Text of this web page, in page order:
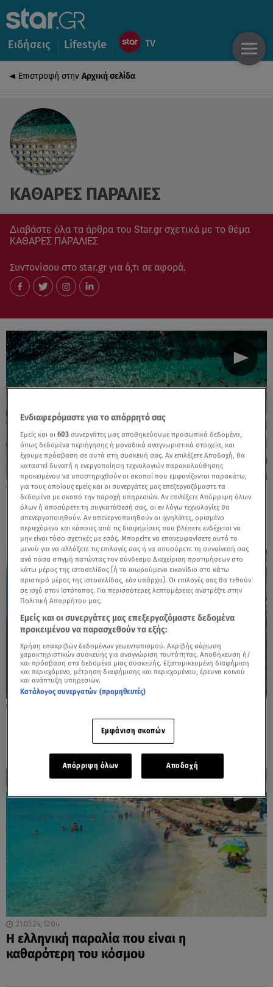
Ειδήσεις Lifestyle
Επιστροφή στην Αρχική σελίδα
ΚΑΘΑΡΕΣ ΠΑΡΑΛΙΕΣ
Διαβάστε όλα τα άρθρα του Star.gr σχετικά με το θέμα
ΚΑΘΑΡΕΣ ΠΑΡΑΛΙΕΣ
Συντονίσου στο star.gr για ό,τι σε αφορά.
15.05.26, 08:22
Γαλάζιες Σημαίες 2026: Δείτε τις πιο
καθαρές παραλίες της Αττικής
Γαλάζια Σημαία 2026: Αυτές είναι οι πιο
καθαρές παραλίες της Ελλάδας
21.05.24, 12:04
Η ελληνική παραλία που είναι η
καθαρότερη του κόσμου
Ενδιαφερόμαστε για το απόρρητό σας
Εμείς και οι603 συνεργάτες μας αποθηκεύουμε προσωπικά δεδομένα,
όπως δεδομένα περιήγησης ή μοναδικά αναγνωριστικά στοιχεία, και
έχουμε πρόσβαση σε αυτά στη συσκευή σας. Αν επιλέξετε Αποδοχή, θα
καταστεί δυνατή η ενεργοποίηση τεχνολογιών παρακολούθησης
προκειμένου να υποστηριχθούν οι σκοποί που εμφανίζονται παρακάτω,
για τους οποίους εμείς και οι συνεργάτες μας επεξεργαζόμαστε τα
δεδομένα με σκοπό την παροχή υπηρεσιών. Αν επιλέξετε Απόρριψη όλων
όλων ή αποσύρετε τη συγκατάθεσή σας, οι εν λόγω τεχνολογίες θα
απενεργοποιηθούν. Αν απενεργοποιηθούν οι ιχνηλάτες, ορισμένο
περιεχόμενο και κάποιες από τις διαφημίσεις που βλέπετε ενδέχεται να
μην είναι τόσο σχετικές με εσάς. Μπορείτε να επανεμφανίσετε αυτό το
μενού για να αλλάξετε τις επιλογές σας ή να αποσύρετε τη συναίνεσή σας
ανά πάσα στιγμή πατώντας τον σύνδεσμο Διαχείριση προτιμήσεων στο
κάτω μέρος της ιστοσελίδας [ή το αιωρούμενο εικονίδιο στο κάτω
αριστερό μέρος της ιστοσελίδας, εάν υπάρχει]. Οι επιλογές σας θα τεθούν
σε ισχύ στον Ιστότοπος. Για περισσότερες λεπτομέρειες ανατρέξτε στην
Πολιτική Απορρήτου μας.
Εμείς και οι συνεργάτες μας επεξεργαζόμαστε δεδομένα
προκειμένου να παρασχεθούν τα εξής:
Χρήση επακριβών δεδομένων γεωεντοπισμού. Ακριβής σάρωση
χαρακτηριστικών συσκευής για αναγνώριση ταυτότητας. Αποθήκευση ή/
και πρόσβαση στα δεδομένα μιας συσκευής. Εξατομικευμένη διαφήμιση
και περιεχόμενο, μέτρηση διαφήμισης και περιεχομένου, έρευνα κοινού
και ανάπτυξη υπηρεσιών.
Κατάλογος συνεργατών (προμηθευτές)
Εμφάνιση σκοπών
Απόρριψη όλων Αποδοχή